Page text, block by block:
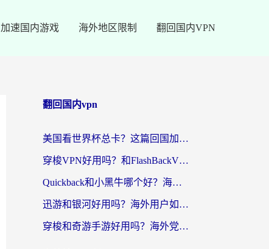
加速国内游戏 海外地区限制 翻回国内VPN
翻回国内vpn
美国看世界杯总卡？这篇回国加速器指南帮你无缝刷国内资源（附苹果手机VPN设置步骤）
穿梭VPN好用吗？和FlashBackVPN对比哪个回国效果更好？
Quickback和小黑牛哪个好？海外党亲测指南，选对回国加速器秒回国内
迅游和银河好用吗？海外用户如何选择回国加速器实现无缝访问国内资源
穿梭和奇游手游好用吗？海外党亲测3款回国加速器，附蜜蜂加速器七天试用攻略